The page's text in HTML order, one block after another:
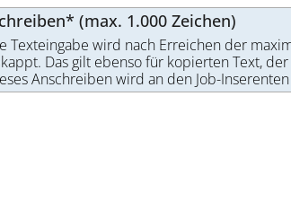
Texteingabe wird nach Erreichen der
Das gilt ebenso für kopierten Text,
Anschreiben wird an den Job-
(max. 1.000 Zeichen)